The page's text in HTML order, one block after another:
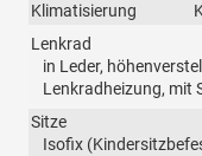
Klimatisierung
Lenkrad
in Leder,
Lenkradheizung, mit
Sitze
Isofix